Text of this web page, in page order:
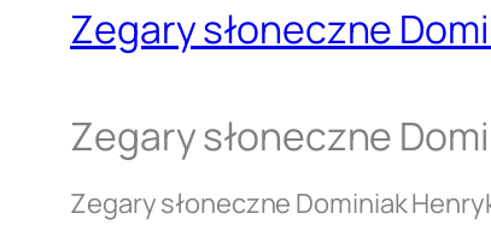
Zegary słoneczne
Zegary słoneczne
Zegary słoneczne Dominiak